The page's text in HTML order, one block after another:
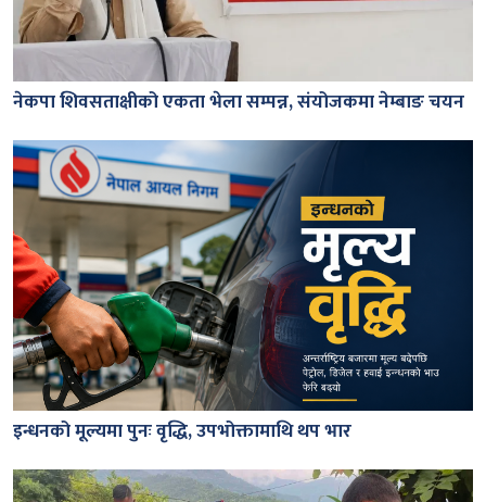
नेकपा शिवसताक्षीको एकता भेला सम्पन्न, संयोजकमा नेम्बाङ चयन
इन्धनको मूल्यमा पुनः वृद्धि, उपभोक्तामाथि थप भार